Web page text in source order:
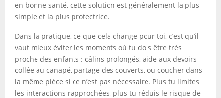
en bonne santé, cette solution est généralement la plus
simple et la plus protectrice.
Dans la pratique, ce que cela change pour toi, c’est qu’il
vaut mieux éviter les moments où tu dois être très
proche des enfants : câlins prolongés, aide aux devoirs
collée au canapé, partage des couverts, ou coucher dans
la même pièce si ce n’est pas nécessaire. Plus tu limites
les interactions rapprochées, plus tu réduis le risque de